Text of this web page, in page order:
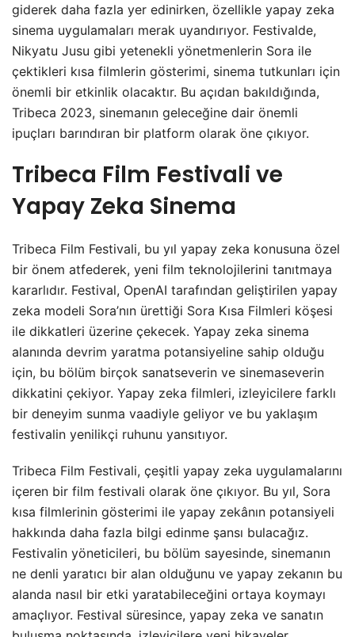
giderek daha fazla yer edinirken, özellikle yapay zeka
sinema uygulamaları merak uyandırıyor. Festivalde,
Nikyatu Jusu gibi yetenekli yönetmenlerin Sora ile
çektikleri kısa filmlerin gösterimi, sinema tutkunları için
önemli bir etkinlik olacaktır. Bu açıdan bakıldığında,
Tribeca 2023, sinemanın geleceğine dair önemli
ipuçları barındıran bir platform olarak öne çıkıyor.
Tribeca Film Festivali ve
Yapay Zeka Sinema
Tribeca Film Festivali, bu yıl yapay zeka konusuna özel
bir önem atfederek, yeni film teknolojilerini tanıtmaya
kararlıdır. Festival, OpenAI tarafından geliştirilen yapay
zeka modeli Sora’nın ürettiği Sora Kısa Filmleri köşesi
ile dikkatleri üzerine çekecek. Yapay zeka sinema
alanında devrim yaratma potansiyeline sahip olduğu
için, bu bölüm birçok sanatseverin ve sinemaseverin
dikkatini çekiyor. Yapay zeka filmleri, izleyicilere farklı
bir deneyim sunma vaadiyle geliyor ve bu yaklaşım
festivalin yenilikçi ruhunu yansıtıyor.
Tribeca Film Festivali, çeşitli yapay zeka uygulamalarını
içeren bir film festivali olarak öne çıkıyor. Bu yıl, Sora
kısa filmlerinin gösterimi ile yapay zekânın potansiyeli
hakkında daha fazla bilgi edinme şansı bulacağız.
Festivalin yöneticileri, bu bölüm sayesinde, sinemanın
ne denli yaratıcı bir alan olduğunu ve yapay zekanın bu
alanda nasıl bir etki yaratabileceğini ortaya koymayı
amaçlıyor. Festival süresince, yapay zeka ve sanatın